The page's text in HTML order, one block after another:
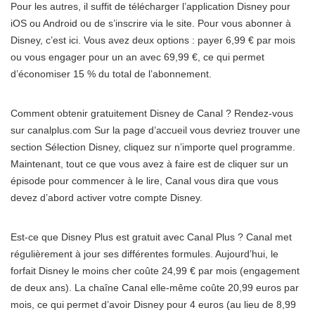
Pour les autres, il suffit de télécharger l’application Disney pour
iOS ou Android ou de s’inscrire via le site. Pour vous abonner à
Disney, c’est ici. Vous avez deux options : payer 6,99 € par mois
ou vous engager pour un an avec 69,99 €, ce qui permet
d’économiser 15 % du total de l’abonnement.
Comment obtenir gratuitement Disney de Canal ? Rendez-vous
sur canalplus.com Sur la page d’accueil vous devriez trouver une
section Sélection Disney, cliquez sur n’importe quel programme.
Maintenant, tout ce que vous avez à faire est de cliquer sur un
épisode pour commencer à le lire, Canal vous dira que vous
devez d’abord activer votre compte Disney.
Est-ce que Disney Plus est gratuit avec Canal Plus ? Canal met
régulièrement à jour ses différentes formules. Aujourd’hui, le
forfait Disney le moins cher coûte 24,99 € par mois (engagement
de deux ans). La chaîne Canal elle-même coûte 20,99 euros par
mois, ce qui permet d’avoir Disney pour 4 euros (au lieu de 8,99